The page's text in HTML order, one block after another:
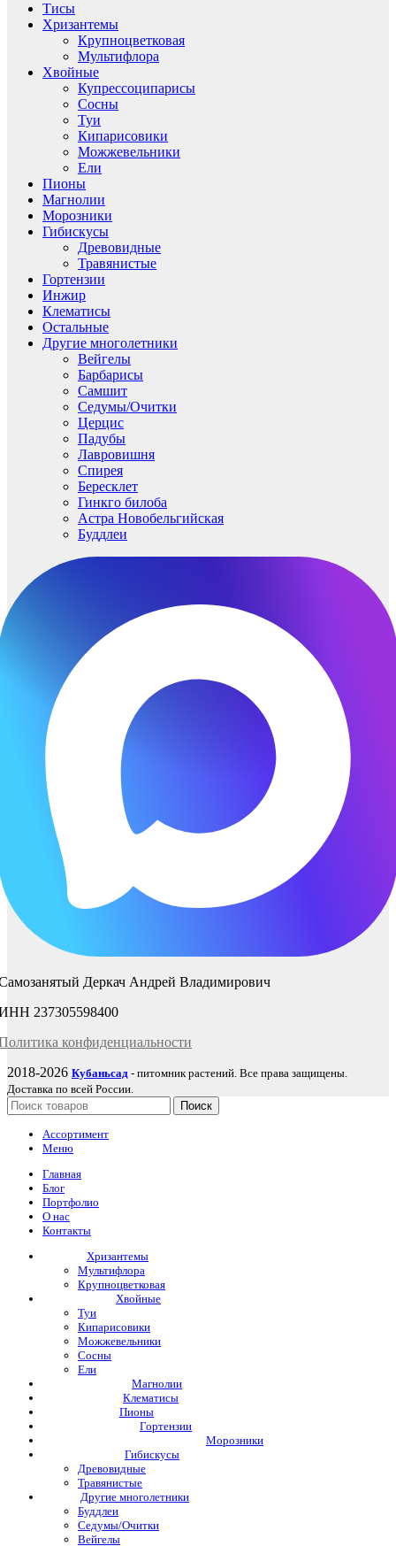
Тисы
Хризантемы
Крупноцветковая
Мультифлора
Хвойные
Купрессоципарисы
Сосны
Туи
Кипарисовики
Можжевельники
Ели
Пионы
Магнолии
Морозники
Гибискусы
Древовидные
Травянистые
Гортензии
Инжир
Клематисы
Остальные
Другие многолетники
Вейгелы
Барбарисы
Самшит
Седумы/Очитки
Церцис
Падубы
Лавровишня
Спирея
Бересклет
Гинкго билоба
Астра Новобельгийская
Буддлеи
Деркач Андрей Владимирович
237305598400
конфиденциальности
2018-2026 Кубаньсад - питомник растений. Все права защищены.
Доставка по всей России.
Поиск
Ассортимент
Меню
Главная
Блог
Портфолио
О нас
Контакты
Хризантемы
Мультифлора
Крупноцветковая
Хвойные
Туи
Кипарисовики
Можжевельники
Сосны
Ели
Магнолии
Клематисы
Пионы
Гортензии
Морозники
Гибискусы
Древовидные
Травянистые
Другие многолетники
Буддлеи
Седумы/Очитки
Вейгелы